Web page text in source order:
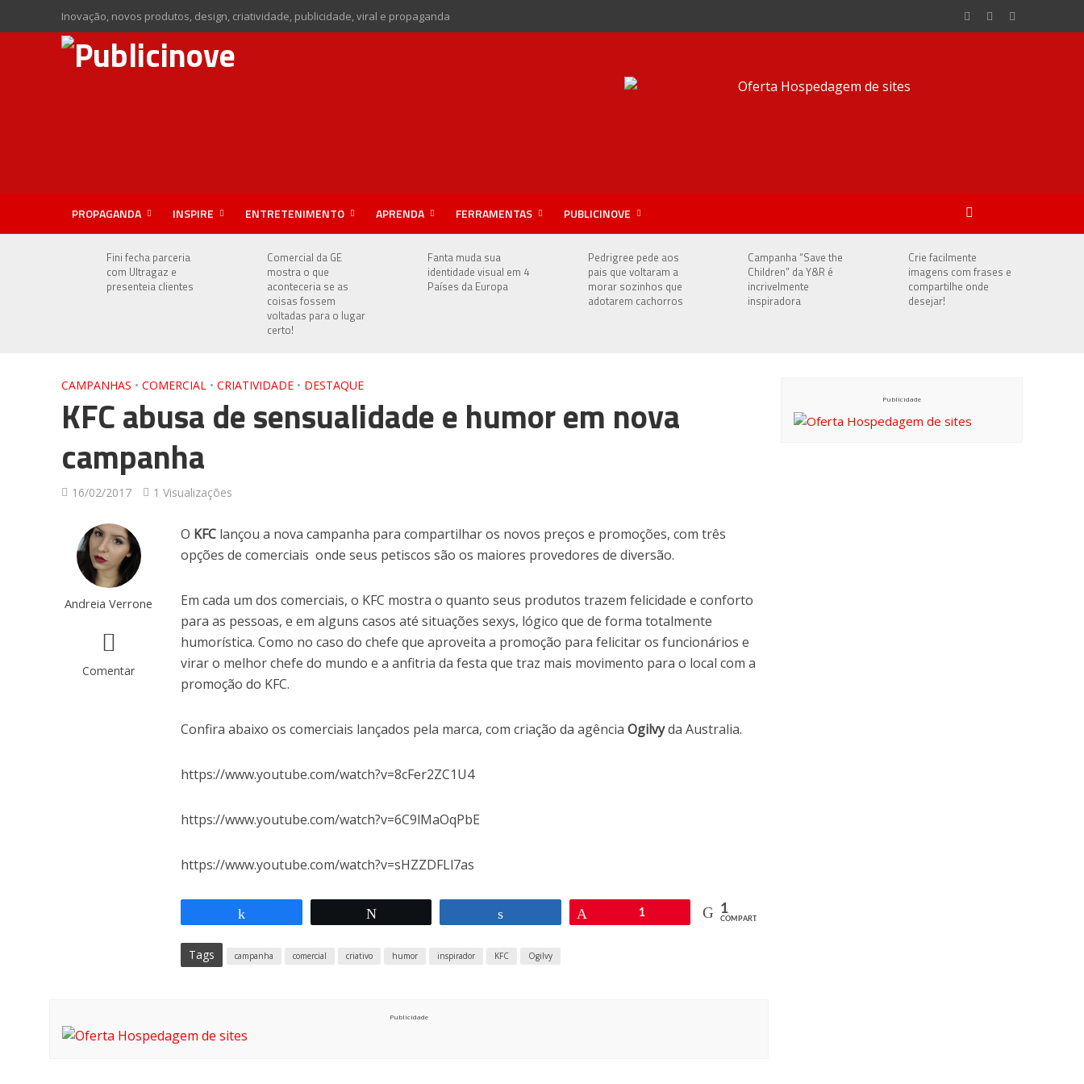
Inovação, novos produtos, design, criatividade, publicidade, viral e propaganda
PROPAGANDA INSPIRE ENTRETENIMENTO APRENDA FERRAMENTAS PUBLICINOVE
Fini fecha parceria
com Ultragaz e
presenteia clientes
Comercial da GE
mostra o que
aconteceria se as
coisas fossem
voltadas para o lugar
certo!
Fanta muda sua
identidade visual em 4
Países da Europa
Pedrigree pede aos
pais que voltaram a
morar sozinhos que
adotarem cachorros
Campanha “Save the
Children” da Y&R é
incrivelmente
inspiradora
Crie facilmente
imagens com frases e
compartilhe onde
desejar!
CAMPANHAS • COMERCIAL • CRIATIVIDADE • DESTAQUE
KFC abusa de sensualidade e humor em nova
campanha
16/02/2017 1 Visualizações
Andreia Verrone
Comentar
O KFC lançou a nova campanha para compartilhar os novos preços e promoções, com três
opções de comerciais onde seus petiscos são os maiores provedores de diversão.
Em cada um dos comerciais, o KFC mostra o quanto seus produtos trazem felicidade e conforto
para as pessoas, e em alguns casos até situações sexys, lógico que de forma totalmente
humorística. Como no caso do chefe que aproveita a promoção para felicitar os funcionários e
virar o melhor chefe do mundo e a anfitria da festa que traz mais movimento para o local com a
promoção do KFC.
Confira abaixo os comerciais lançados pela marca, com criação da agênciaOgilvyda Australia.
https://www.youtube.com/watch?v=8cFer2ZC1U4
https://www.youtube.com/watch?v=6C9lMaOqPbE
https://www.youtube.com/watch?v=sHZZDFLl7as
Compartilhar 1 1
COMPART.
Tags campanha comercial criativo humor inspirador KFC Ogilvy
Publicidade
Publicidade